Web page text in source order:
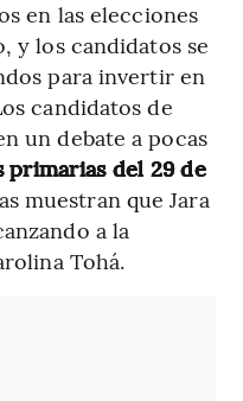
en las elecciones
y los candidatos se
para invertir en
candidatos de
un debate a pocas
primarias del 29 de
muestran que Jara
a la
Tohá.